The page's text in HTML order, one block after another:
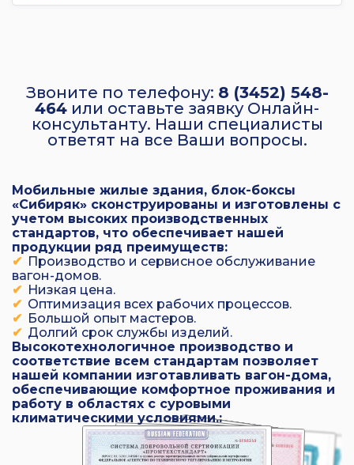
Звоните по телефону: 8 (3452) 548-
464 или оставьте заявку Онлайн-
консультанту. Наши специалисты
ответят на все Ваши вопросы.
Мобильные жилые здания, блок-боксы
«Сибиряк» сконструированы и изготовлены с
учетом высоких производственных
стандартов, что обеспечивает нашей
продукции ряд преимуществ:
Производство и сервисное обслуживание
вагон-домов.
Низкая цена.
Оптимизация всех рабочих процессов.
Большой опыт мастеров.
Долгий срок службы изделий.
Высокотехнологичное производство и
соответствие всем стандартам позволяет
нашей компании изготавливать вагон-дома,
обеспечивающие комфортное проживания и
работу в областях с суровыми
климатическими условиями.: